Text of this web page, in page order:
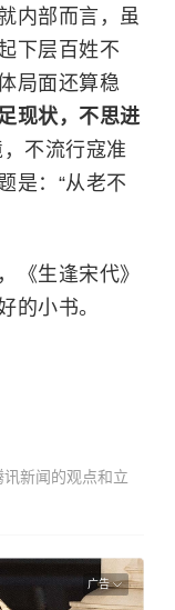
内部而言，虽
下层百姓不
局面还算稳
现状，不思进
不流行寇准
是：“从老不
《生逢宋代》
的小书。
新闻的观点和立
广告